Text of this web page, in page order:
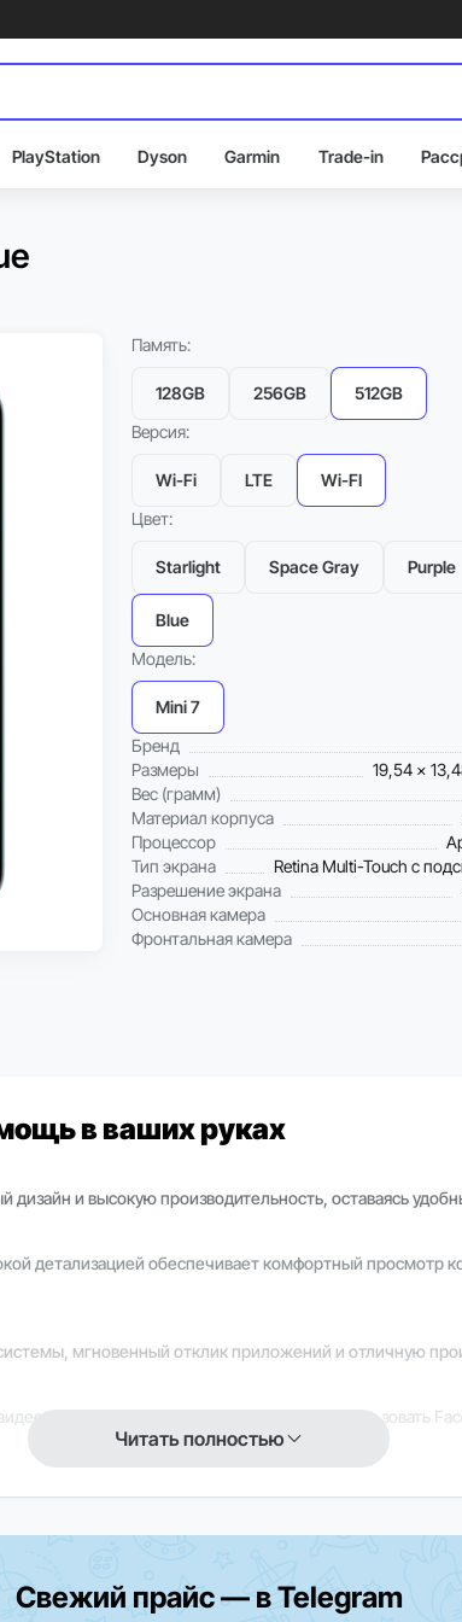
PlayStation Dyson Garmin Trade-in
Память:
128GB 256GB
512GB
Версия:
Wi-Fi LTE
Wi-FI
Цвет:
Starlight Space Gray Purple
Blue
Модель:
Mini 7
Бренд
Размеры
19,54 x
Вес (грамм)
Материал корпуса
Процессор
Тип экрана
Retina Multi-Touch с
Разрешение экрана
Основная камера
Фронтальная камера
в ваших руках
дизайн и высокую производительность, оставаясь
детализацией обеспечивает комфортный просмотр
мгновенный отклик приложений и отличную
высокого качества, а также удобно использовать
могут быть ограничены. Для уточнения
Читать полностью
Свежий прайс — в Telegram